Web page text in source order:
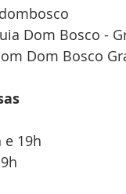
Dom Bosco -
Dom Bosco
e 19h